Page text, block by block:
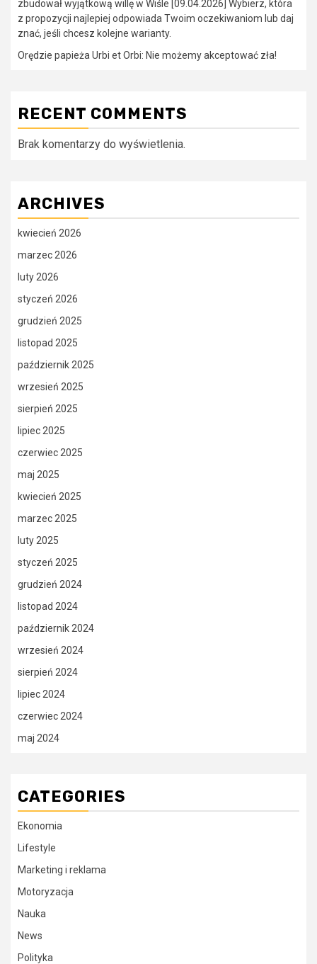
zbudował wyjątkową willę w Wiśle [09.04.2026] Wybierz, która
z propozycji najlepiej odpowiada Twoim oczekiwaniom lub daj
znać, jeśli chcesz kolejne warianty.
Orędzie papieża Urbi et Orbi: Nie możemy akceptować zła!
RECENT COMMENTS
Brak komentarzy do wyświetlenia.
ARCHIVES
kwiecień 2026
marzec 2026
luty 2026
styczeń 2026
grudzień 2025
listopad 2025
październik 2025
wrzesień 2025
sierpień 2025
lipiec 2025
czerwiec 2025
maj 2025
kwiecień 2025
marzec 2025
luty 2025
styczeń 2025
grudzień 2024
listopad 2024
październik 2024
wrzesień 2024
sierpień 2024
lipiec 2024
czerwiec 2024
maj 2024
CATEGORIES
Ekonomia
Lifestyle
Marketing i reklama
Motoryzacja
Nauka
News
Polityka